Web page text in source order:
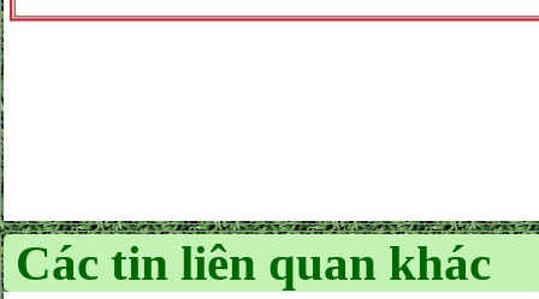
Các tin liên quan khác